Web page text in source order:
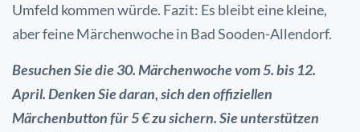
Umfeld kommen würde. Fazit: Es bleibt eine kleine,
aber feine Märchenwoche in Bad Sooden-Allendorf.
Besuchen Sie die 30. Märchenwoche vom 5. bis 12.
April. Denken Sie daran, sich den offiziellen
Märchenbutton für 5 € zu sichern. Sie unterstützen